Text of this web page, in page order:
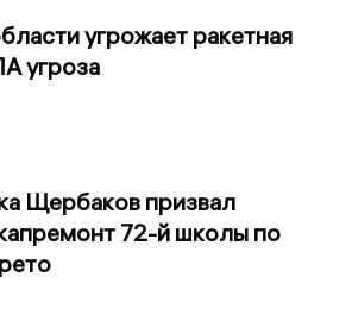
угрожает ракетная
угроза
Щербаков призвал
72-й школы по